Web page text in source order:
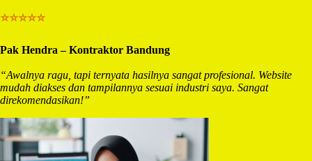
⭐⭐⭐⭐⭐
Pak Hendra – Kontraktor Bandung
“Awalnya ragu, tapi ternyata hasilnya sangat profesional. Website
mudah diakses dan tampilannya sesuai industri saya. Sangat
direkomendasikan!”